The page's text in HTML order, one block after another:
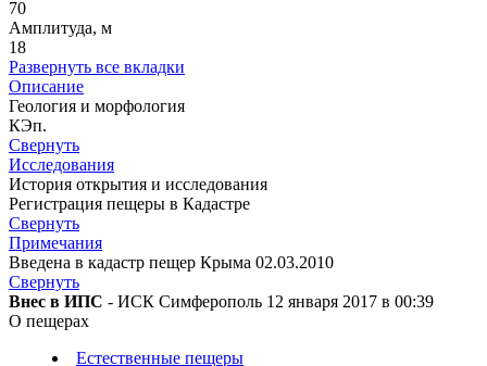
70
Амплитуда, м
18
Развернуть все вкладки
Описание
Геология и морфология
КЭп.
Свернуть
Исследования
История открытия и исследования
Регистрация пещеры в Кадастре
Свернуть
Примечания
Введена в кадастр пещер Крыма 02.03.2010
Свернуть
Внес в ИПС - ИСК Симферополь 12 января 2017 в 00:39
О пещерах
Естественные пещеры